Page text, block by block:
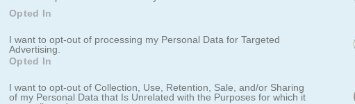
Opted In
I want to opt-out of processing my Personal Data for Targeted
Advertising.
Opted In
I want to opt-out of Collection, Use, Retention, Sale, and/or Sharing
of my Personal Data that Is Unrelated with the Purposes for which it
Solitaire